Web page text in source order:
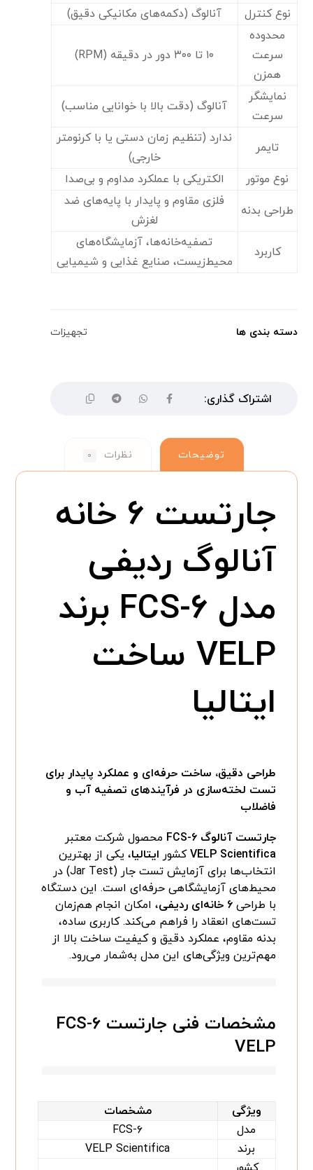
نوع کنترل
آنالوگ (دکمه‌های مکانیکی دقیق)
محدوده
سرعت
همزن
۱۰ تا ۳۰۰ دور در دقیقه (RPM)
نمایشگر
سرعت
آنالوگ (دقت بالا با خوانایی مناسب)
تایمر
ندارد (تنظیم زمان دستی یا با کرنومتر
خارجی)
نوع موتور
الکتریکی با عملکرد مداوم و بی‌صدا
طراحی بدنه
فلزی مقاوم و پایدار با پایه‌های ضد
لغزش
کاربرد
تصفیه‌خانه‌ها، آزمایشگاه‌های
محیط‌زیست، صنایع غذایی و شیمیایی
دسته بندی ها تجهیزات
توضیحات نظرات ۰
جارتست ۶ خانه
آنالوگ ردیفی
مدل FCS-۶ برند
VELP ساخت
ایتالیا
طراحی دقیق، ساخت حرفه‌ای و عملکرد پایدار برای
تست لخته‌سازی در فرآیندهای تصفیه آب و
فاضلاب
جارتست آنالوگ FCS-۶
محصول شرکت معتبر
VELP Scientificaکشور ایتالیا، یکی از بهترین
انتخاب‌ها برای آزمایش تست جار (Jar Test) در
محیط‌های آزمایشگاهی حرفه‌ای است. این دستگاه
با طراحی۶ خانه‌ای ردیفی
، امکان انجام هم‌زمان
تست‌های انعقاد را فراهم می‌کند. کاربری ساده،
بدنه مقاوم، عملکرد دقیق و کیفیت ساخت بالا از
مهم‌ترین ویژگی‌های این مدل به‌شمار می‌رود.
مشخصات فنی جارتست FCS-۶
VELP
ویژگی
مشخصات
مدل
FCS-۶
برند
VELP Scientifica